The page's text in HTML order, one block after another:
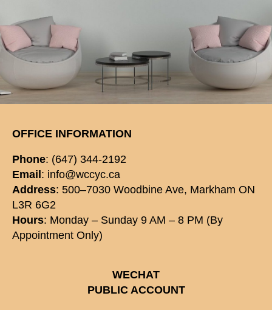
OFFICE INFORMATION
Phone: (647) 344-2192
Email : info@wccyc.ca
Address: 500–7030 Woodbine Ave, Markham ON
L3R 6G2
Hours: Monday – Sunday 9 AM – 8 PM (By
Appointment Only)
WECHAT
PUBLIC ACCOUNT